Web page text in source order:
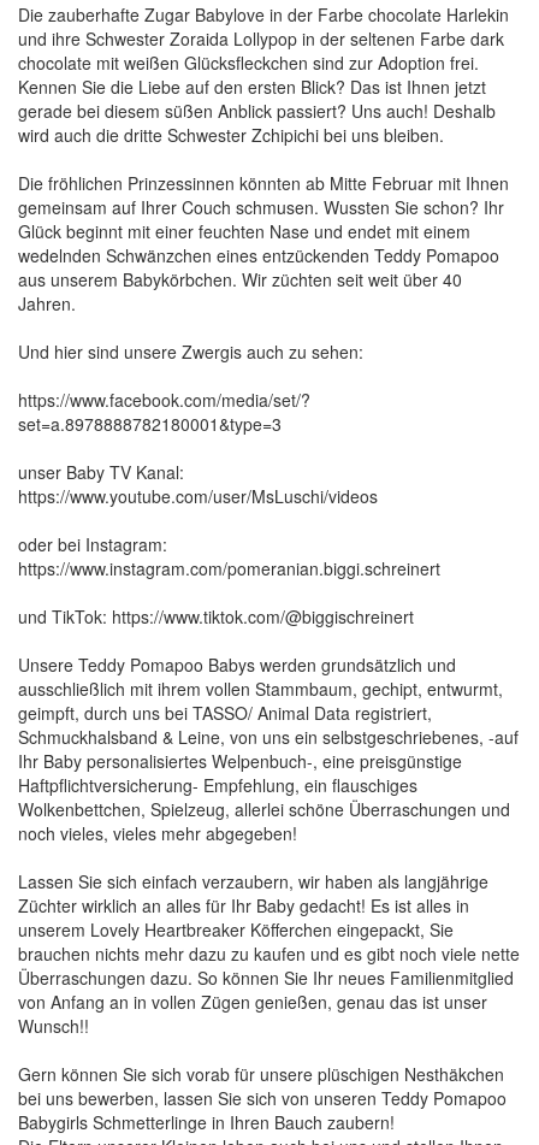
Die zauberhafte Zugar Babylove in der Farbe chocolate Harlekin
und ihre Schwester Zoraida Lollypop in der seltenen Farbe dark
chocolate mit weißen Glücksfleckchen sind zur Adoption frei.
Kennen Sie die Liebe auf den ersten Blick? Das ist Ihnen jetzt
gerade bei diesem süßen Anblick passiert? Uns auch! Deshalb
wird auch die dritte Schwester Zchipichi bei uns bleiben.
Die fröhlichen Prinzessinnen könnten ab Mitte Februar mit Ihnen
gemeinsam auf Ihrer Couch schmusen. Wussten Sie schon? Ihr
Glück beginnt mit einer feuchten Nase und endet mit einem
wedelnden Schwänzchen eines entzückenden Teddy Pomapoo
aus unserem Babykörbchen. Wir züchten seit weit über 40
Jahren.
Und hier sind unsere Zwergis auch zu sehen:
https://www.facebook.com/media/set/?
set=a.8978888782180001&type=3
unser Baby TV Kanal:
https://www.youtube.com/user/MsLuschi/videos
oder bei Instagram:
https://www.instagram.com/pomeranian.biggi.schreinert
und TikTok: https://www.tiktok.com/@biggischreinert
Unsere Teddy Pomapoo Babys werden grundsätzlich und
ausschließlich mit ihrem vollen Stammbaum, gechipt, entwurmt,
geimpft, durch uns bei TASSO/ Animal Data registriert,
Schmuckhalsband & Leine, von uns ein selbstgeschriebenes, -auf
Ihr Baby personalisiertes Welpenbuch-, eine preisgünstige
Haftpflichtversicherung- Empfehlung, ein flauschiges
Wolkenbettchen, Spielzeug, allerlei schöne Überraschungen und
noch vieles, vieles mehr abgegeben!
Lassen Sie sich einfach verzaubern, wir haben als langjährige
Züchter wirklich an alles für Ihr Baby gedacht! Es ist alles in
unserem Lovely Heartbreaker Köfferchen eingepackt, Sie
brauchen nichts mehr dazu zu kaufen und es gibt noch viele nette
Überraschungen dazu. So können Sie Ihr neues Familienmitglied
von Anfang an in vollen Zügen genießen, genau das ist unser
Wunsch!!
Gern können Sie sich vorab für unsere plüschigen Nesthäkchen
bei uns bewerben, lassen Sie sich von unseren Teddy Pomapoo
Babygirls Schmetterlinge in Ihren Bauch zaubern!